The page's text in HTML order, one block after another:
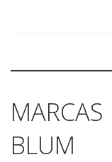
BLUM